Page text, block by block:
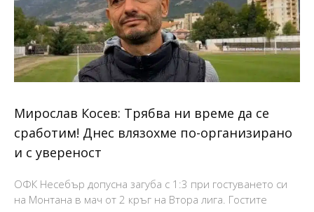
Мирослав Косев: Трябва ни време да се
сработим! Днес влязохме по-организирано
и с увереност
ОФК Несебър допусна загуба с 1:3 при гостуването си
на Монтана в мач от 2 кръг на Втора лига. Гостите